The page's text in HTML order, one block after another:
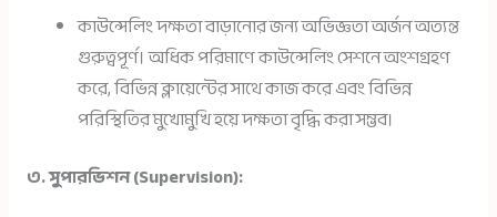
কাউন্সেলিং দক্ষতা বাড়ানোর জন্য অভিজ্ঞতা অর্জন অত্যন্ত
গুরুত্বপূর্ণ। অধিক পরিমাণে কাউন্সেলিং সেশনে অংশগ্রহণ
করে, বিভিন্ন ক্লায়েন্টের সাথে কাজ করে এবং বিভিন্ন
পরিস্থিতির মুখোমুখি হয়ে দক্ষতা বৃদ্ধি করা সম্ভব।
৩. সুপারভিশন (Supervision):